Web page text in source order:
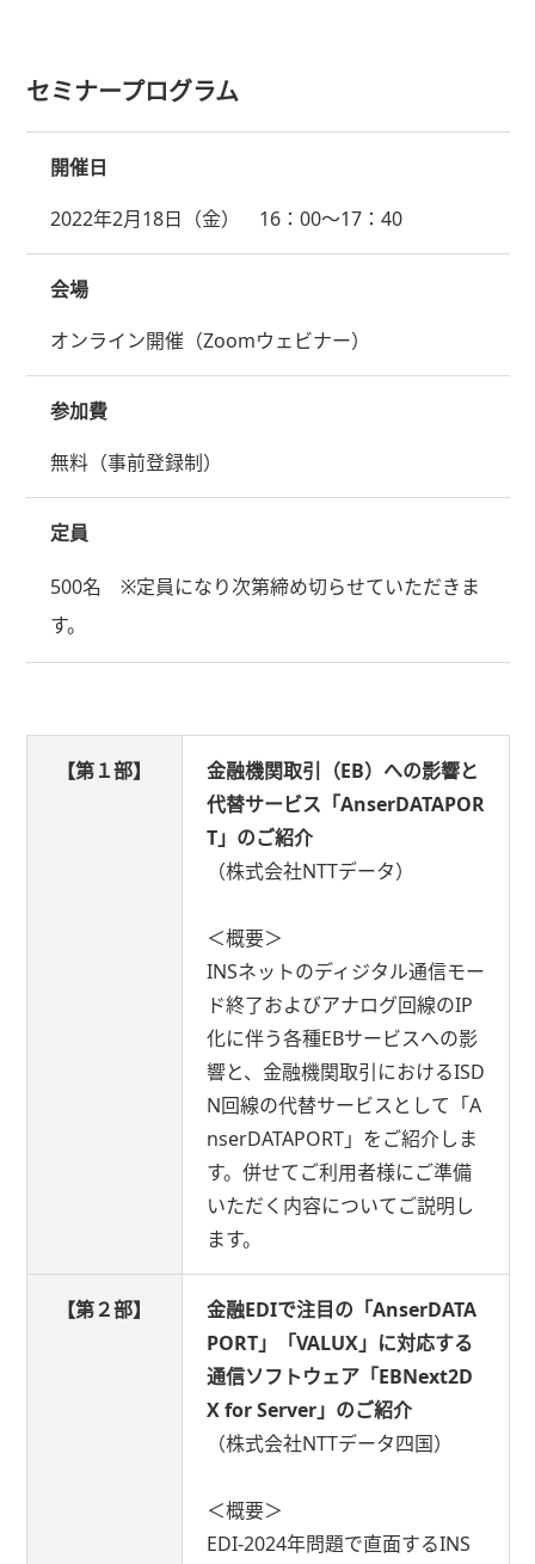
セミナープログラム
開催日
2022年2月18日（金） 16：00～17：40
会場
オンライン開催（Zoomウェビナー）
参加費
無料（事前登録制）
定員
500名 ※定員になり次第締め切らせていただきま
す。
【第１部】
金融機関取引（EB）への影響と
代替サービス「AnserDATAPOR
T」のご紹介
（株式会社NTTデータ）
＜概要＞
INSネットのディジタル通信モー
ド終了およびアナログ回線のIP
化に伴う各種EBサービスへの影
響と、金融機関取引におけるISD
N回線の代替サービスとして「A
nserDATAPORT」をご紹介しま
す。併せてご利用者様にご準備
いただく内容についてご説明し
ます。
【第２部】
金融EDIで注目の「AnserDATA
PORT」「VALUX」に対応する
通信ソフトウェア「EBNext2D
X for Server」のご紹介
（株式会社NTTデータ四国）
＜概要＞
EDI-2024年問題で直面するINS